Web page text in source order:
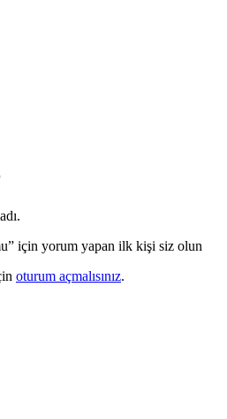
için yorum yapan ilk kişi siz olun
oturum açmalısınız.